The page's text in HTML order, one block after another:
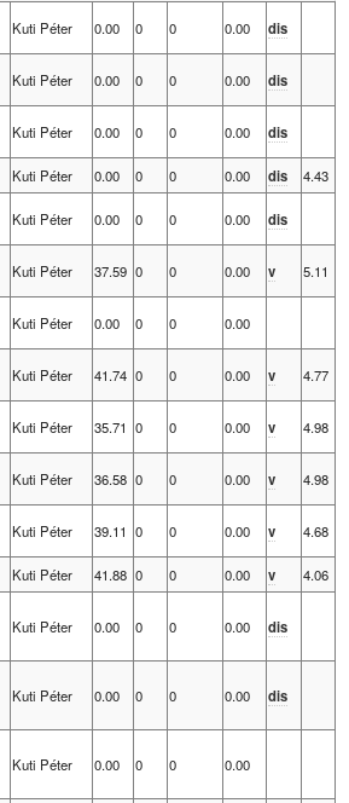
Kuti Péter 0.00 0 0 0.00
dis
Kuti Péter 0.00 0 0 0.00
dis
Kuti Péter 0.00 0 0 0.00
dis
Kuti Péter 0.00 0 0 0.00 dis
4.43
Kuti Péter 0.00 0 0 0.00
dis
Kuti Péter 37.59 0 0 0.00 v
5.11
Kuti Péter 0.00 0 0
0.00
Kuti Péter 41.74 0 0 0.00 v
4.77
Kuti Péter 35.71 0 0 0.00 v
4.98
Kuti Péter 36.58 0 0 0.00 v
4.98
Kuti Péter 39.11 0 0 0.00 v
4.68
Kuti Péter 41.88 0 0 0.00 v
4.06
Kuti Péter 0.00 0 0 0.00 dis
Kuti Péter 0.00 0 0 0.00 dis
Kuti Péter 0.00 0 0 0.00